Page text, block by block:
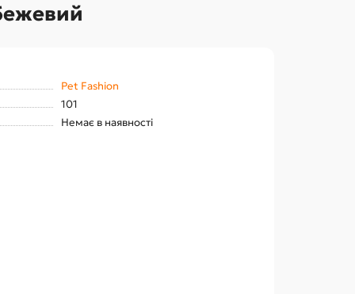
Pet Fashion
101
Немає в наявності